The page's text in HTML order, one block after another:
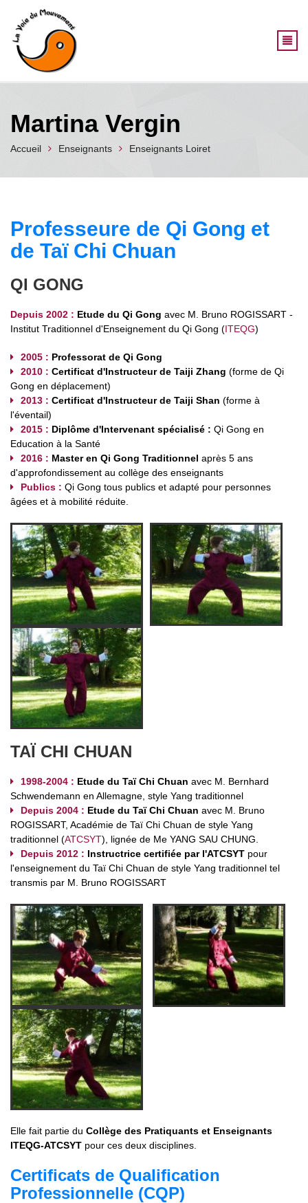
Martina Vergin
Accueil Enseignants Enseignants Loiret
Professeure de Qi Gong et
de Taï Chi Chuan
QI GONG
Depuis 2002 : Etude du Qi Gong avec M. Bruno ROGISSART -
Institut Traditionnel d'Enseignement du Qi Gong (ITEQG)
2005 : Professorat de Qi Gong
2010 : Certificat d'Instructeur de Taiji Zhang (forme de Qi
Gong en déplacement)
2013 : Certificat d'Instructeur de Taiji Shan (forme à
l'éventail)
2015 : Diplôme d'Intervenant spécialisé : Qi Gong en
Education à la Santé
2016 : Master en Qi Gong Traditionnel après 5 ans
d'approfondissement au collège des enseignants
Publics : Qi Gong tous publics et adapté pour personnes
âgées et à mobilité réduite.
TAÏ CHI CHUAN
1998-2004 : Etude du Taï Chi Chuan avec M. Bernhard
Schwendemann en Allemagne, style Yang traditionnel
Depuis 2004 : Etude du Taï Chi Chuan avec M. Bruno
ROGISSART, Académie de Taï Chi Chuan de style Yang
traditionnel (ATCSYT), lignée de Me YANG SAU CHUNG.
Depuis 2012 : Instructrice certifiée par l'ATCSYT pour
l'enseignement du Taï Chi Chuan de style Yang traditionnel tel
transmis par M. Bruno ROGISSART
Elle fait partie du Collège des Pratiquants et Enseignants
ITEQG-ATCSYT pour ces deux disciplines.
Certificats de Qualification
Professionnelle (CQP)